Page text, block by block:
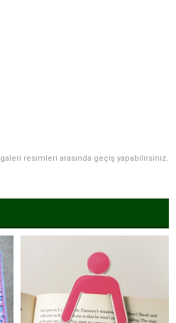
galeri resimleri arasında geçiş yapabilirsiniz.